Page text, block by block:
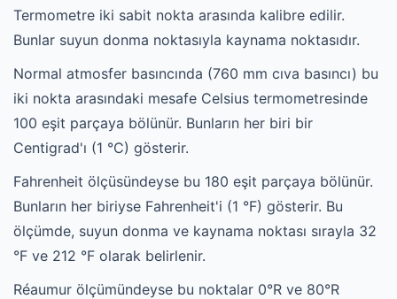
Termometre iki sabit nokta arasında kalibre edilir.
Bunlar suyun donma noktasıyla kaynama noktasıdır.
Normal atmosfer basıncında (760 mm cıva basıncı) bu
iki nokta arasındaki mesafe Celsius termometresinde
100 eşit parçaya bölünür. Bunların her biri bir
Centigrad'ı (1 °C) gösterir.
Fahrenheit ölçüsündeyse bu 180 eşit parçaya bölünür.
Bunların her biriyse Fahrenheit'i (1 °F) gösterir. Bu
ölçümde, suyun donma ve kaynama noktası sırayla 32
°F ve 212 °F olarak belirlenir.
Réaumur ölçümündeyse bu noktalar 0°R ve 80°R